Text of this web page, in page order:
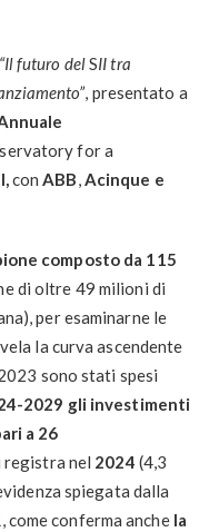
“Il futuro delSII tra
, presentato a
for a
conABB,Acinque e
composto da 115
di oltre 49 milioni di
per esaminarne le
la curva ascendente
sono stati spesi
2029 gli investimenti
a 26
registra nel 2024 (4,3
spiegata dalla
come conferma anche la